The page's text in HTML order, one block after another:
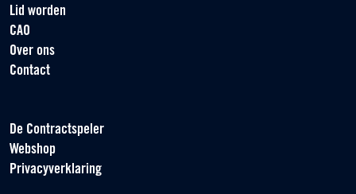
Lid worden
CAO
Over ons
Contact
De Contractspeler
Webshop
Privacyverklaring